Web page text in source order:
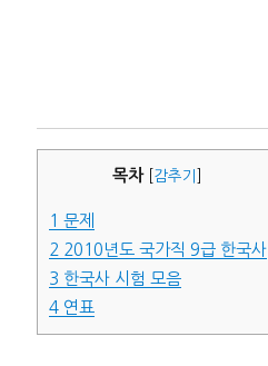
목차 감추기
1 문제
2 2010년도 국가직 9급 한국사
3 한국사 시험 모음
4연표